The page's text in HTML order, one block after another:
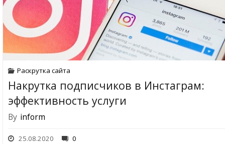
Раскрутка сайта
Накрутка подписчиков в Инстаграм:
эффективность услуги
By inform
25.08.2020 0